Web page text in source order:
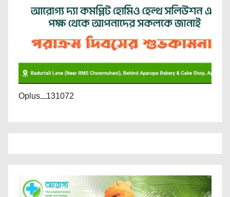
Oplus_131072